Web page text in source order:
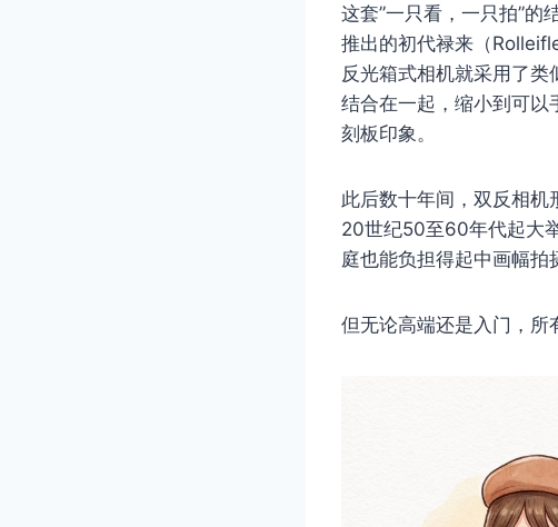
这套”一只看，一只拍”的
推出的初代禄来（
反光箱式相机就采用了
结合在一起，缩小到可以
刻板印象。
此后数十年间，双反相
20世纪50至60年代起大
庭也能负担得起中画幅拍
但无论高端还是入门，所